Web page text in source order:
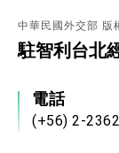
中華民國外交部 版
駐智利台北
電話
(+56) 2-